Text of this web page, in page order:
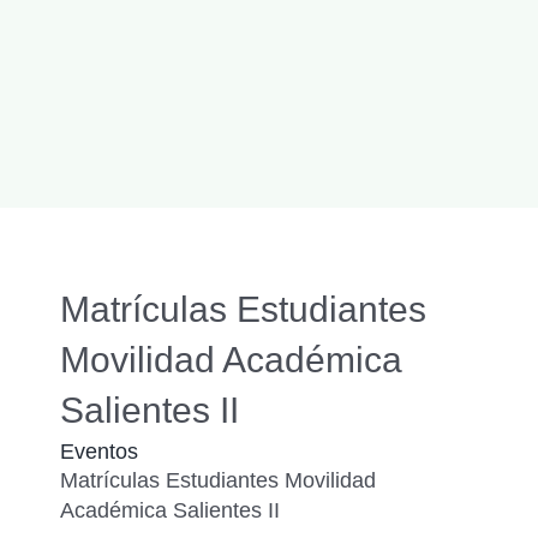
Matrículas Estudiantes
Movilidad Académica
Salientes II
Eventos
Matrículas Estudiantes Movilidad
Académica Salientes II